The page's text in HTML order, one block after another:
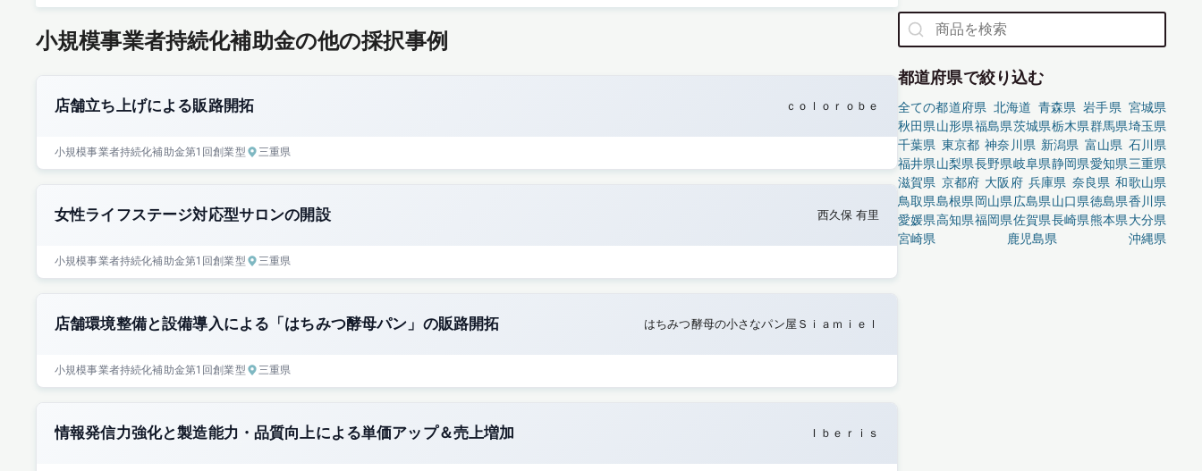
小規模事業者持続化補助金の他の採択事例
店舗立ち上げによる販路開拓 ｃｏｌｏｒｏｂｅ
小規模事業者持続化補助金第1回創業型 三重県
女性ライフステージ対応型サロンの開設 西久保 有里
小規模事業者持続化補助金第1回創業型 三重県
店舗環境整備と設備導入による「はちみつ酵母パン」の販路開拓 はちみつ酵母の小さなパン屋Ｓｉａｍｉｅｌ
小規模事業者持続化補助金第1回創業型 三重県
情報発信力強化と製造能力・品質向上による単価アップ＆売上増加 Ｉｂｅｒｉｓ
都道府県で絞り込む
全ての都道府県 北海道 青森県 岩手県 宮城県
秋田県山形県福島県茨城県栃木県群馬県埼玉県
千葉県 東京都 神奈川県 新潟県 富山県 石川県
福井県山梨県長野県岐阜県静岡県愛知県三重県
滋賀県 京都府 大阪府 兵庫県 奈良県 和歌山県
鳥取県島根県岡山県広島県山口県徳島県香川県
愛媛県高知県福岡県佐賀県長崎県熊本県大分県
宮崎県
鹿児島県 沖縄県